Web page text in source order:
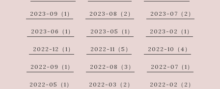
2023-09（1） 2023-08（2） 2023-07（2）
2023-06（1） 2023-05（1） 2023-02（1）
2022-12（1） 2022-11（5） 2022-10（4）
2022-09（1） 2022-08（3） 2022-07（1）
2022-05（1） 2022-03（2） 2022-02（2）